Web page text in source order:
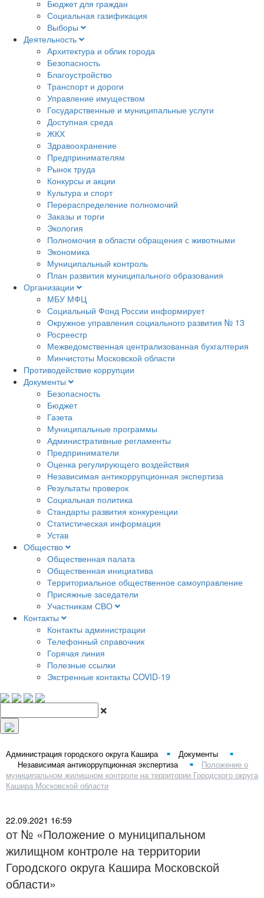
Бюджет для граждан
Социальная газификация
Выборы
Деятельность
Архитектура и облик города
Безопасность
Благоустройство
Транспорт и дороги
Управление имуществом
Государственные и муниципальные услуги
Доступная среда
ЖКХ
Здравоохранение
Предпринимателям
Рынок труда
Конкурсы и акции
Культура и спорт
Перераспределение полномочий
Заказы и торги
Экология
Полномочия в области обращения с животными
Экономика
Муниципальный контроль
План развития муниципального образования
Организации
МБУ МФЦ
Социальный Фонд России информирует
Окружное управления социального развития № 13
Росреестр
Межведомственная централизованная бухгалтерия
Минчистоты Московской области
Противодействие коррупции
Документы
Безопасность
Бюджет
Газета
Муниципальные программы
Административные регламенты
Предприниматели
Оценка регулирующего воздействия
Независимая антикоррупционная экспертиза
Результаты проверок
Социальная политика
Стандарты развития конкуренции
Статистическая информация
Устав
Общество
Общественная палата
Общественная инициатива
Территориальное общественное самоуправление
Присяжные заседатели
Участникам СВО
Контакты
Контакты администрации
Телефонный справочник
Горячая линия
Полезные ссылки
Экстренные контакты COVID-19
Администрация городского округа Кашира ■ Документы ■
Независимая антикоррупционная экспертиза ■
Положение о
муниципальном жилищном контроле на территории Городского округа
Кашира Московской области
22.09.2021 16:59
от № «Положение о муниципальном
жилищном контроле на территории
Городского округа Кашира Московской
области»